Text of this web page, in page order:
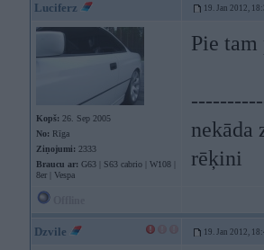
Luciferz 19. Jan 2012,
Kopš: 26. Sep 2005
No: Rīga
Ziņojumi: 2333
Braucu ar: G63 | S63 cabrio | W108 |
8er | Vespa
Pie
nekāda
rēķini
Dzvile 19. Jan 2012,